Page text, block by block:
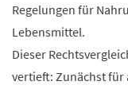
Regelungen für
Lebensmittel.
Dieser
vertieft: Zunächst für